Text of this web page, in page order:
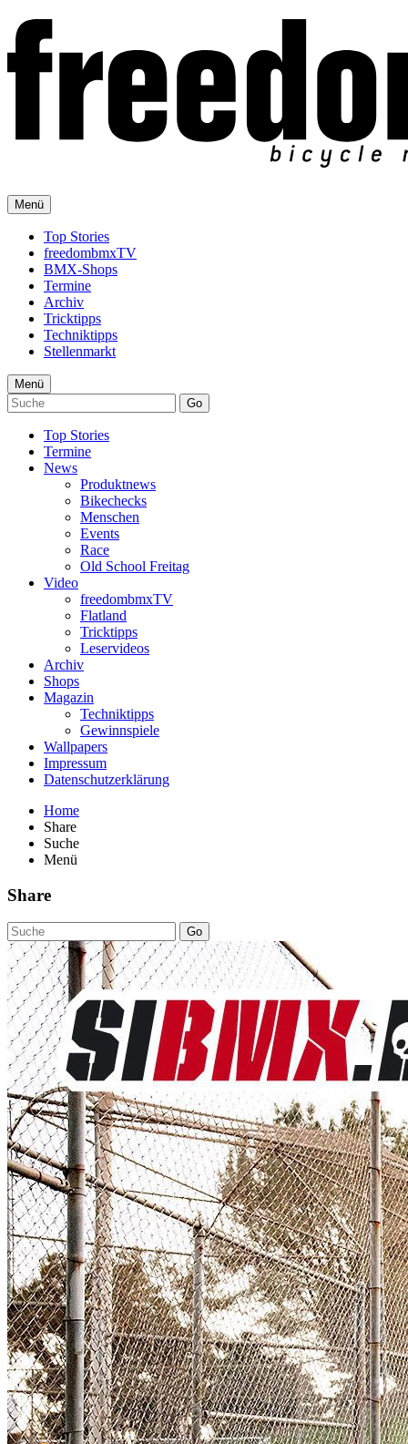
Menü
Top Stories
freedombmxTV
BMX-Shops
Termine
Archiv
Tricktipps
Techniktipps
Stellenmarkt
Menü
Go
Top Stories
Termine
News
Produktnews
Bikechecks
Menschen
Events
Race
Old School Freitag
Video
freedombmxTV
Flatland
Tricktipps
Leservideos
Archiv
Shops
Magazin
Techniktipps
Gewinnspiele
Wallpapers
Impressum
Datenschutzerklärung
Home
Share
Suche
Menü
Share
Go